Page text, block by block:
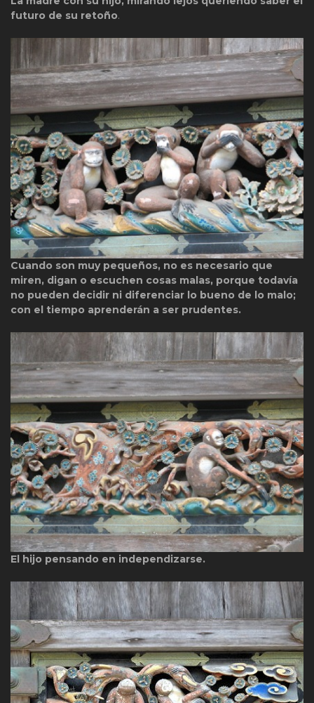
futuro de su retoño.
Cuando son muy pequeños, no es necesario que
miren, digan o escuchen cosas malas, porque todavía
no pueden decidir ni diferenciar lo bueno de lo malo;
con el tiempo aprenderán a ser prudentes.
El hijo pensando en independizarse.